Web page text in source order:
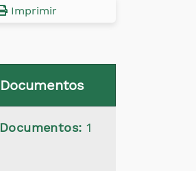
Imprimir
Documentos
Documentos: 1